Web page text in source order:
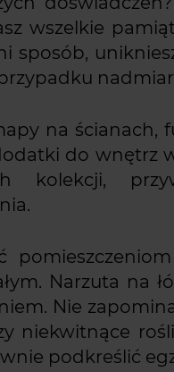
wszelkie
sposób,
na ścianach,
do wnętrz
kolekcji,
Narzuta na
Nie
niekwitnące
podkreślić